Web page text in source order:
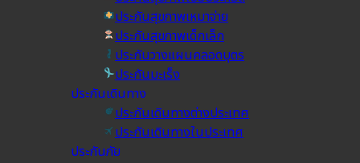
ประกันสุขภาพเหมาจ่าย
ประกันสุขภาพเด็กเล็ก
ประกันวางแผนคลอดบุตร
ประกันมะเร็ง
ประกันเดินทาง
ประกันเดินทางต่างประเทศ
ประกันเดินทางในประเทศ
ประกันภัย